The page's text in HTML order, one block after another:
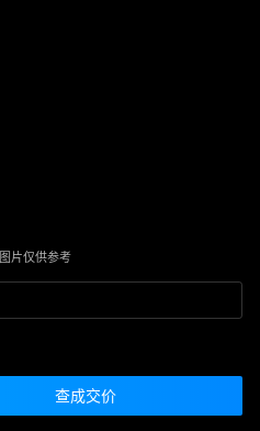
图片仅供参考
查成交价